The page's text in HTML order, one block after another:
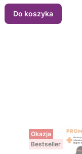
Do koszyka
Okazja
Bestseller